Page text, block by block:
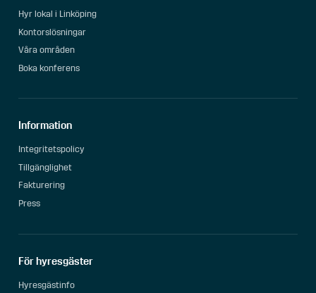
Hyr lokal i Linköping
Kontorslösningar
Våra områden
Boka konferens
Information
Integritetspolicy
Tillgänglighet
Fakturering
Press
För hyresgäster
Hyresgästinfo